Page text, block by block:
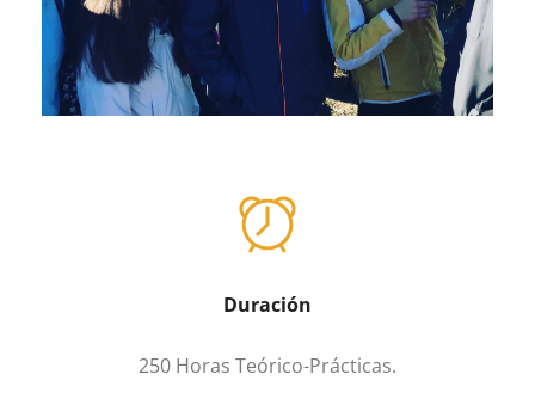
Duración
250 Horas Teórico-Prácticas.